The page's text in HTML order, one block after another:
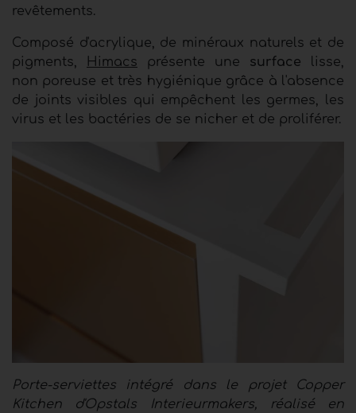
revêtements.
Composé d'acrylique, de minéraux naturels et de
pigments,
Himacs présente une surface lisse,
non poreuse et très hygiénique grâce à l'absence
de joints visibles qui empêchent les germes, les
virus et les bactéries de se nicher et de proliférer.
Porte-serviettes intégré dans le projet Copper
Kitchen d'Opstals Interieurmakers, réalisé en